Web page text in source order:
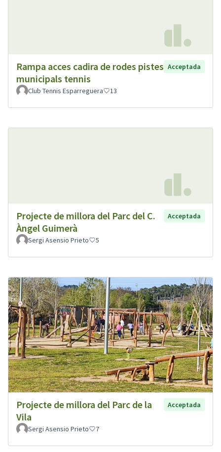
Rampa acces cadira de rodes pistes
municipals tennis
Acceptada
Club Tennis Esparreguera 13
Projecte de millora del Parc del C.
Àngel Guimerà
Acceptada
Sergi Asensio Prieto 5
Projecte de millora del Parc de la
Vila
Acceptada
Sergi Asensio Prieto 7